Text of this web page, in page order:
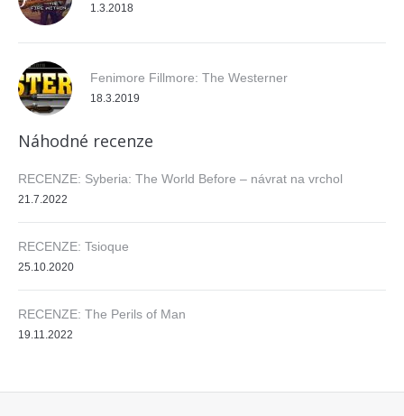
1.3.2018
Fenimore Fillmore: The Westerner
18.3.2019
Náhodné recenze
RECENZE: Syberia: The World Before – návrat na vrchol
21.7.2022
RECENZE: Tsioque
25.10.2020
RECENZE: The Perils of Man
19.11.2022